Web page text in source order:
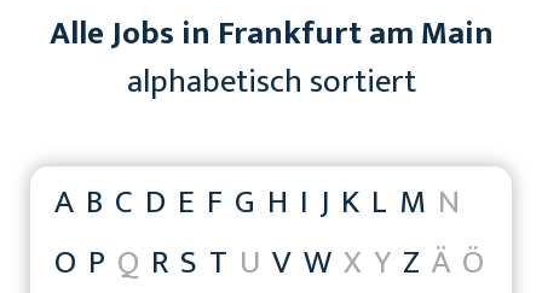
Alle Jobs in Frankfurt am Main
alphabetisch sortiert
A B C D E F G H I J K L M N
O P Q R S T U V W X Y Z Ä Ö